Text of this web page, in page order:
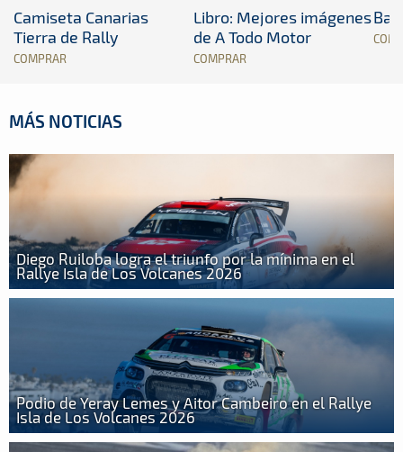
Camiseta Canarias
Tierra de Rally
COMPRAR
Libro: Mejores imágenes
de A Todo Motor
COMPRAR
MÁS NOTICIAS
Diego Ruiloba logra el triunfo por la mínima en el
Rallye Isla de Los Volcanes 2026
Podio de Yeray Lemes y Aitor Cambeiro en el Rallye
Isla de Los Volcanes 2026